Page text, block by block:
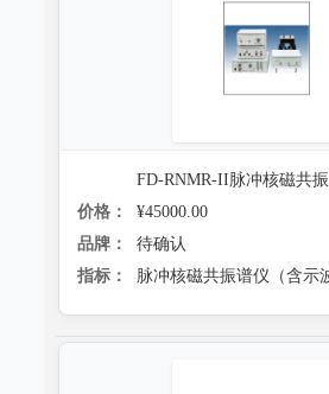
FD-RNMR-II脉冲核磁共
价格：
¥45000.00
品牌：
待确认
指标：
脉冲核磁共振谱仪（含示